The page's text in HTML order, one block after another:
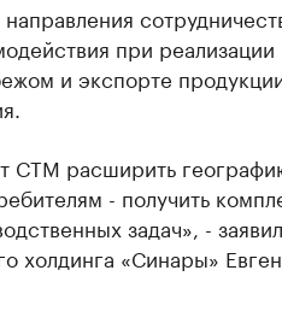
при реализации
и экспорте
СТМ расширить
- получить
задач», - заявил
холдинга «Синары»